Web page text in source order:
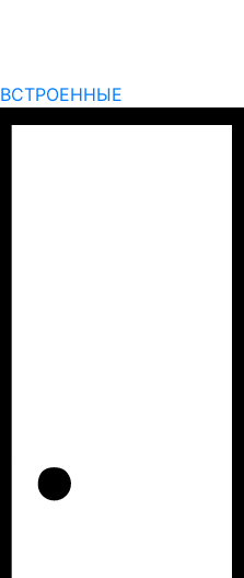
ВСТРОЕННЫЕ